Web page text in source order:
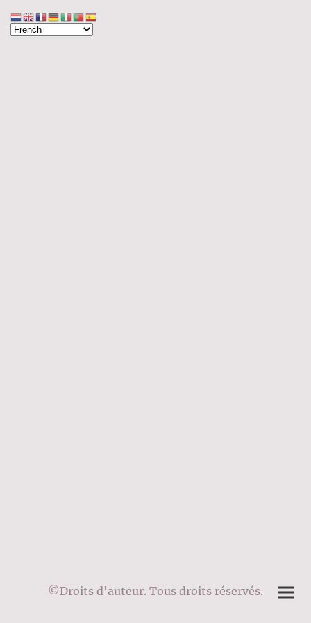
©Droits d'auteur. Tous droits réservés.